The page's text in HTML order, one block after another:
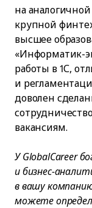
на
крупной
высшее
«Информатик-
работы в 1С,
и
доволен
вакансиям.
У GlobalCareer
и бизнес-
в вашу
можете